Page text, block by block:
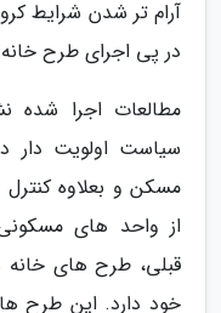
آرام تر شدن شرایط
در پی اجرای طرح
مطالعات اجرا شده
سیاست اولویت دار
مسکن و بعلاوه کنترل
از واحد های
قبلی، طرح های
خود دارد. این طرح